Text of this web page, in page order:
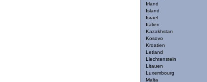
Irland
Island
Israel
Italien
Kazakhstan
Kosovo
Kroatien
Letland
Liechtenstein
Litauen
Luxembourg
Malta